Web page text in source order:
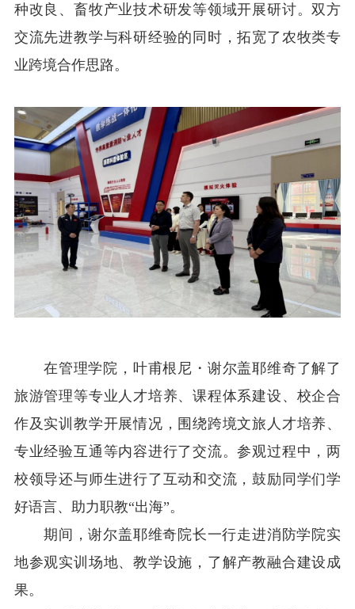
种改良、畜牧产业技术研发等领域开展研讨。双方
交流先进教学与科研经验的同时，拓宽了农牧类专
业跨境合作思路。
在管理学院，叶甫根尼 ・ 谢尔盖耶维奇了解了
旅游管理等专业人才培养、课程体系建设、校企合
作及实训教学开展情况，围绕跨境文旅人才培养、
专业经验互通等内容进行了交流。参观过程中，两
校领导还与师生进行了互动和交流，鼓励同学们学
好语言、助力职教“出海”。
期间，谢尔盖耶维奇院长一行走进消防学院实
地参观实训场地、教学设施，了解产教融合建设成
果。